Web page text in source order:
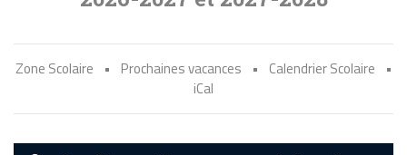
Zone Scolaire • Prochaines vacances • Calendrier Scolaire
•
iCal